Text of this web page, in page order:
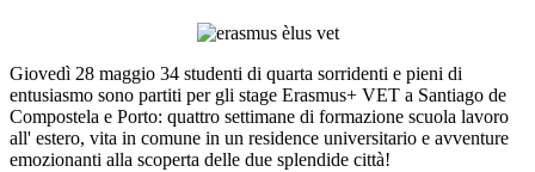
Giovedì 28 maggio 34 studenti di quarta sorridenti e pieni di
entusiasmo sono partiti per gli stage Erasmus+ VET a Santiago de
Compostela e Porto: quattro settimane di formazione scuola lavoro
all' estero, vita in comune in un residence universitario e avventure
emozionanti alla scoperta delle due splendide città!